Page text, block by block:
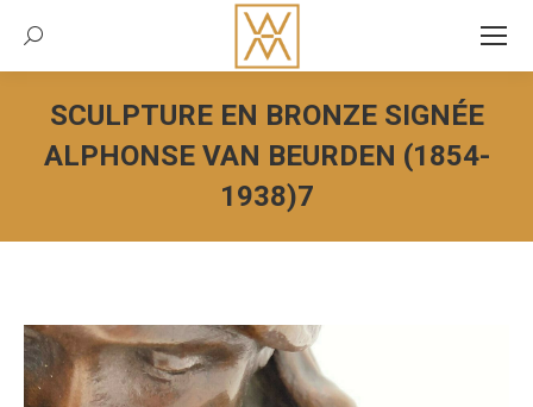
Recherche:
SCULPTURE EN BRONZE SIGNÉE
ALPHONSE VAN BEURDEN (1854-
1938)7
Vous êtes ici :